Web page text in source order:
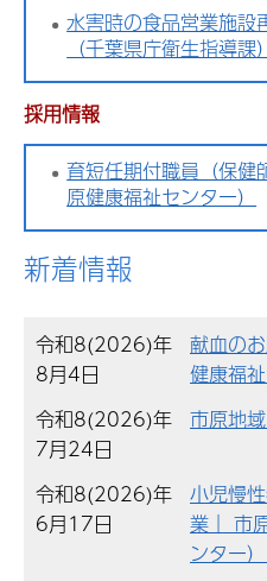
水害時の食品営業施設
（千葉県庁衛生指導課）
採用情報
育短任期付職員（保健
原健康福祉センター）
新着情報
令和8(2026)年
8月4日
献血の
健康福
令和8(2026)年
7月24日
市原地
令和8(2026)年
6月17日
小児慢
業｜ 市
ンター）